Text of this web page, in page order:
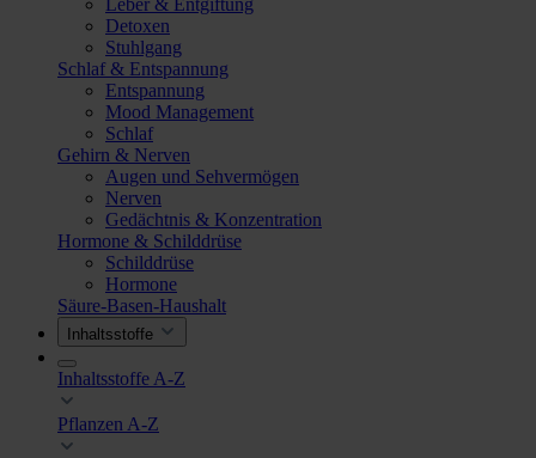
Leber & Entgiftung
Detoxen
Stuhlgang
Schlaf & Entspannung
Entspannung
Mood Management
Schlaf
Gehirn & Nerven
Augen und Sehvermögen
Nerven
Gedächtnis & Konzentration
Hormone & Schilddrüse
Schilddrüse
Hormone
Säure-Basen-Haushalt
Inhaltsstoffe
Inhaltsstoffe A-Z
Pflanzen A-Z